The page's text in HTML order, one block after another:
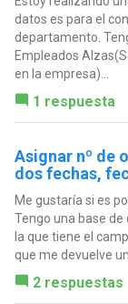
datos es para el
departamento.
Empleados
en la empresa)...
1 respuesta
Asignar nº de
dos fechas,
Me gustaría si es
Tengo una base
la que tiene el
que me devuelve
2 respuestas